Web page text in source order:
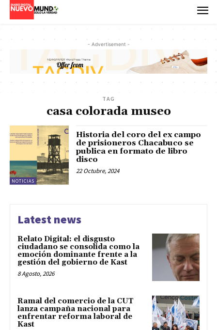
- Advertisement -
TAG
casa colorada museo
NOTICIAS
Historia del coro del ex campo
de prisioneros Chacabuco se
publica en formato de libro
disco
22 Octubre, 2024
Latest news
Relato Digital: el disgusto
ciudadano se consolida como la
emoción dominante frente a la
gestión del gobierno de Kast
8 Agosto, 2026
Ramal del comercio de la CUT
lanza campaña nacional para
enfrentar reforma laboral de
Kast